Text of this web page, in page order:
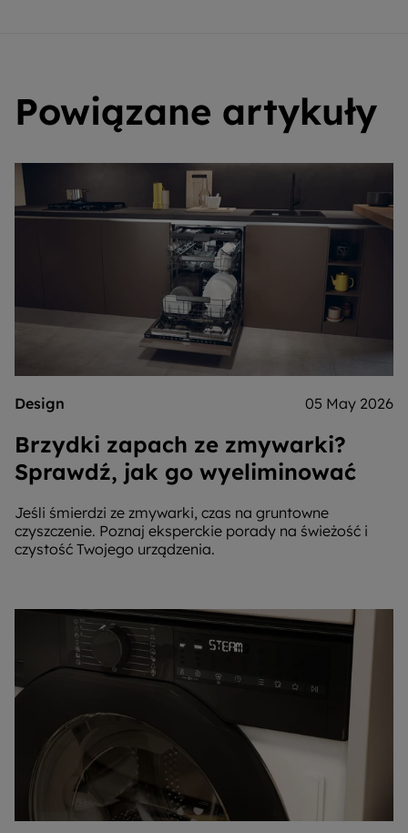
Powiązane artykuły
Design 05 May 2026
Brzydki zapach ze zmywarki?
Sprawdź, jak go wyeliminować
Jeśli śmierdzi ze zmywarki, czas na gruntowne
czyszczenie. Poznaj eksperckie porady na świeżość i
czystość Twojego urządzenia.